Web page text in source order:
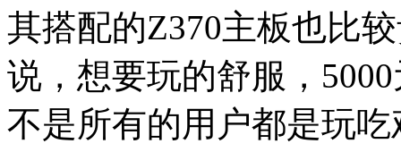
其搭配的Z370主板也比
说，想要玩的舒服，
不是所有的用户都是玩